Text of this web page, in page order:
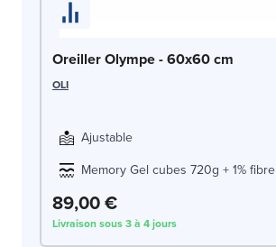
Oreiller Olympe - 60x60 cm
OLI
Ajustable
Memory Gel cubes 720g + 1% fibre
89,00 €
Livraison sous 3 à 4 jours